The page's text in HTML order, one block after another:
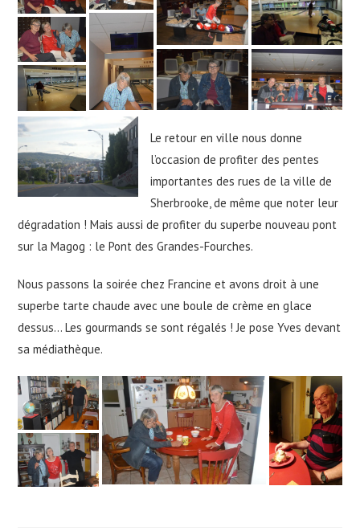
Le retour en ville nous donne
l’occasion de profiter des pentes
importantes des rues de la ville de
Sherbrooke, de même que noter leur
dégradation ! Mais aussi de profiter du superbe nouveau pont
sur la Magog : le Pont des Grandes-Fourches.
Nous passons la soirée chez Francine et avons droit à une
superbe tarte chaude avec une boule de crème en glace
dessus… Les gourmands se sont régalés ! Je pose Yves devant
sa médiathèque.